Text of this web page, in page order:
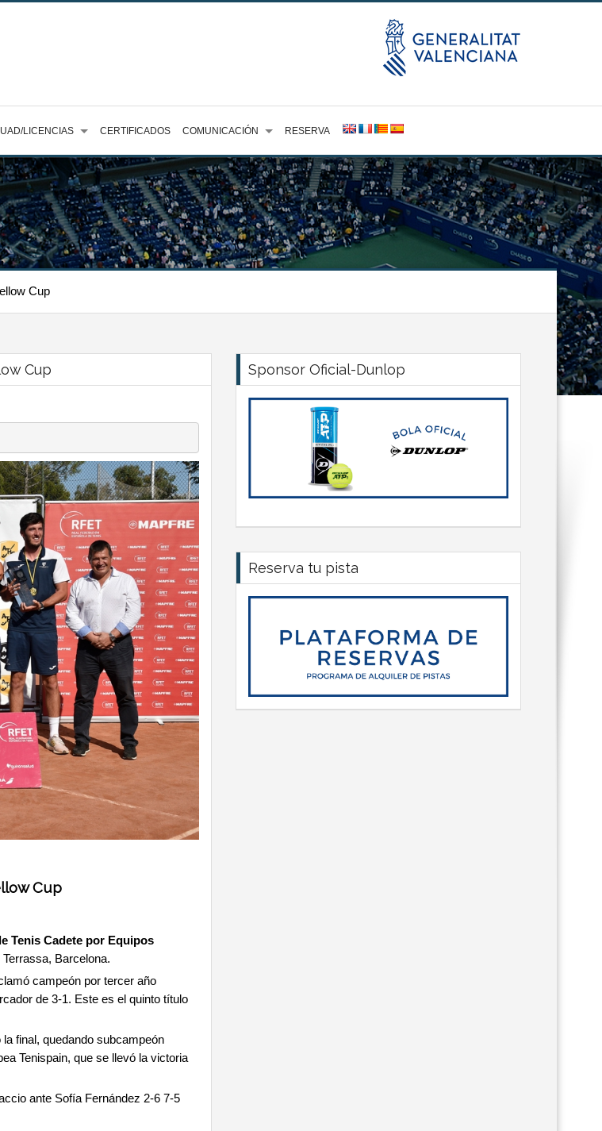
LICENCIAS CERTIFICADOS COMUNICACIÓN RESERVA
Cup
Cup
Cup
Tenis Cadete por Equipos
Barcelona.
campeón por tercer año
de 3-1. Este es el quinto título
final, quedando subcampeón
Tenispain, que se llevó la victoria
ante Sofía Fernández 2-6 7-5
Sponsor Oficial-Dunlop
Reserva tu pista